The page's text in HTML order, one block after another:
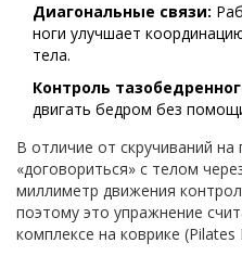
Диагональные связи:
ноги улучшает
тела.
Контроль
двигать бедром без
В отличие от скручиваний
«договориться» с телом
миллиметр движения
поэтому это упражнение
комплексе на коврике (Pilates